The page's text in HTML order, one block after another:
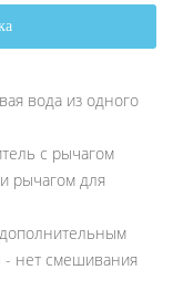
вода из одного
с рычагом
рычагом для
- нет смешивания